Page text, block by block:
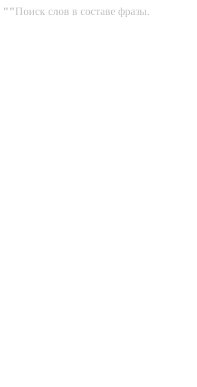
""Поиск слов в составе фразы.